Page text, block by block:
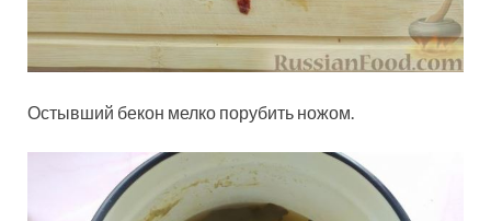
Остывший бекон мелко порубить ножом.